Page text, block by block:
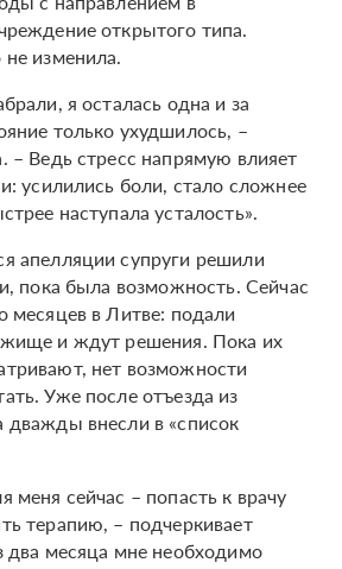
открытого типа.
изменила.
я осталась одна и за
только ухудшилось, –
– Ведь стресс напрямую влияет
усилились боли, стало сложнее
наступала усталость».
апелляции супруги решили
пока была возможность. Сейчас
месяцев в Литве: подали
и ждут решения. Пока их
нет возможности
Уже после отъезда из
дважды внесли в «список
меня сейчас – попасть к врачу
терапию, – подчеркивает
два месяца мне необходимо